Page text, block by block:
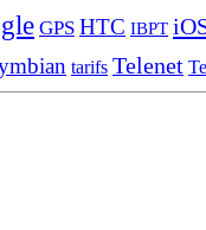
GPS HTC IBPT
tarifs Telenet